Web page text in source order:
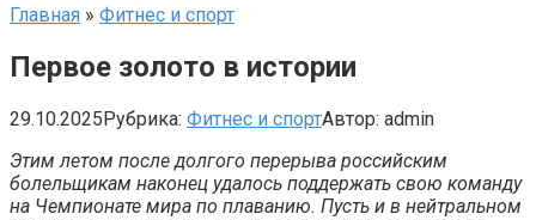
Главная » Фитнес и спорт
Первое золото в истории
29.10.2025Рубрика: Фитнес и спортАвтор: admin
Этим летом после долгого перерыва российским
болельщикам наконец удалось поддержать свою команду
на Чемпионате мира по плаванию. Пусть и в нейтральном